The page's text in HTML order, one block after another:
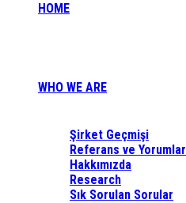
HOME
WHO WE ARE
Şirket Geçmişi
Referans ve Yorumlar
Hakkımızda
Research
Sık Sorulan Sorular